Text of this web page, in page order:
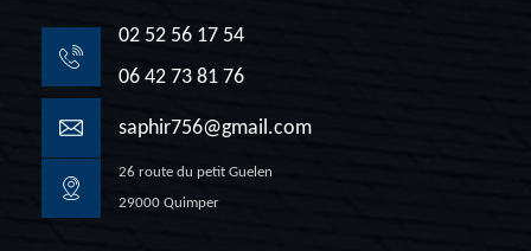
02 52 56 17 54
06 42 73 81 76
saphir756@gmail.com
26 route du petit Guelen
29000 Quimper